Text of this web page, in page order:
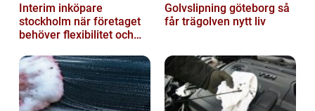
Interim inköpare
stockholm när företaget
behöver flexibilitet och
Golvslipning göteborg så
får trägolven nytt liv